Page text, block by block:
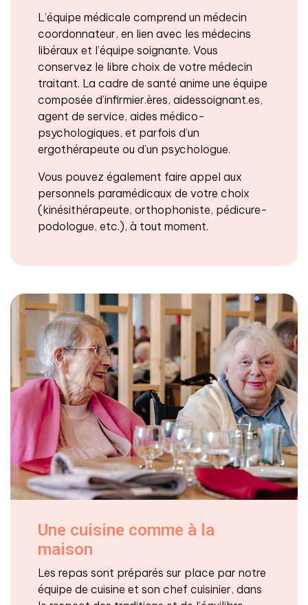
L’équipe médicale comprend un médecin
coordonnateur, en lien avec les médecins
libéraux et l’équipe soignante. Vous
conservez le libre choix de votre médecin
traitant. La cadre de santé anime une équipe
composée d’infirmier.ères, aidessoignant.es,
agent de service, aides médico-
psychologiques, et parfois d’un
ergothérapeute ou d’un psychologue.
Vous pouvez également faire appel aux
personnels paramédicaux de votre choix
(kinésithérapeute, orthophoniste, pédicure-
podologue, etc.), à tout moment.
Une cuisine comme à la
maison
Les repas sont préparés sur place par notre
équipe de cuisine et son chef cuisinier, dans